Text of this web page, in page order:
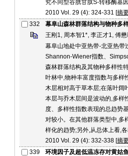
究不同型谷胱甘肽S-转移酶基
2010 Vol. 29 (4): 324-331 [摘
332
幕阜山森林群落结构与物种多
王刚1, 周本智1*, 李正才1, 傅
幕阜山地处中亚热带-北亚热带
Shannon-Wiener指数、
森林群落结构及其物种多样性
叶林中,物种丰富度指数与多样
木层相对高于草本层;在落叶阔
本层与乔木层间是波动的,多样
度、多样性指数表现的总趋势
对较小。在其他群落类型中,多
样化的趋势;另外,从总体上看,
2010 Vol. 29 (4): 332-338 [摘
339
环境因子及超低温冻存对黄姑